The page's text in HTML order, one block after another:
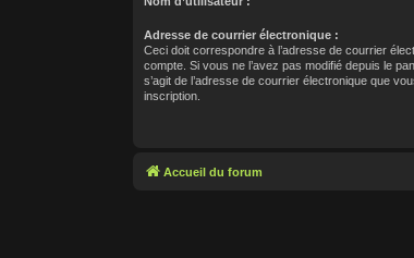
Adresse de courrier électronique :
Ceci doit correspondre à l’adresse de courrier
compte. Si vous ne l’avez pas modifié depuis le
s’agit de l’adresse de courrier électronique que
inscription.
Accueil du forum